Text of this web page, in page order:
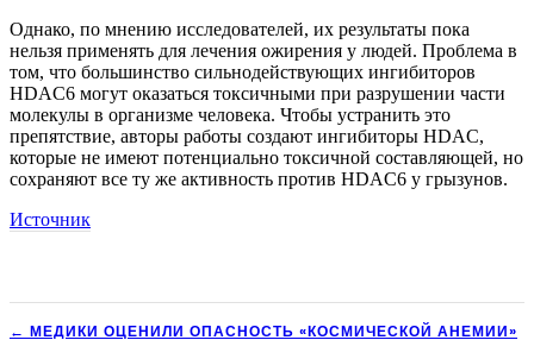
Однако, по мнению исследователей, их результаты пока
нельзя применять для лечения ожирения у людей. Проблема в
том, что большинство сильнодействующих ингибиторов
HDAC6 могут оказаться токсичными при разрушении части
молекулы в организме человека. Чтобы устранить это
препятствие, авторы работы создают ингибиторы HDAC,
которые не имеют потенциально токсичной составляющей, но
сохраняют все ту же активность против HDAC6 у грызунов.
Источник
← МЕДИКИ ОЦЕНИЛИ ОПАСНОСТЬ «КОСМИЧЕСКОЙ АНЕМИИ»